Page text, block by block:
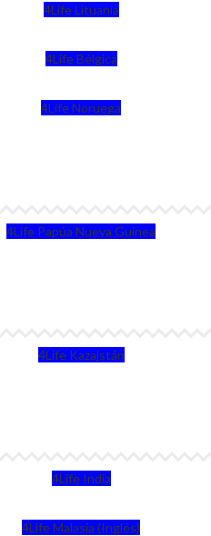
4Life Lituania
4Life Bélgica
4Life Noruega
4Life Papúa Nueva Guinea
4Life Kazajstán
4Life India
4Life Malasia (Inglés)